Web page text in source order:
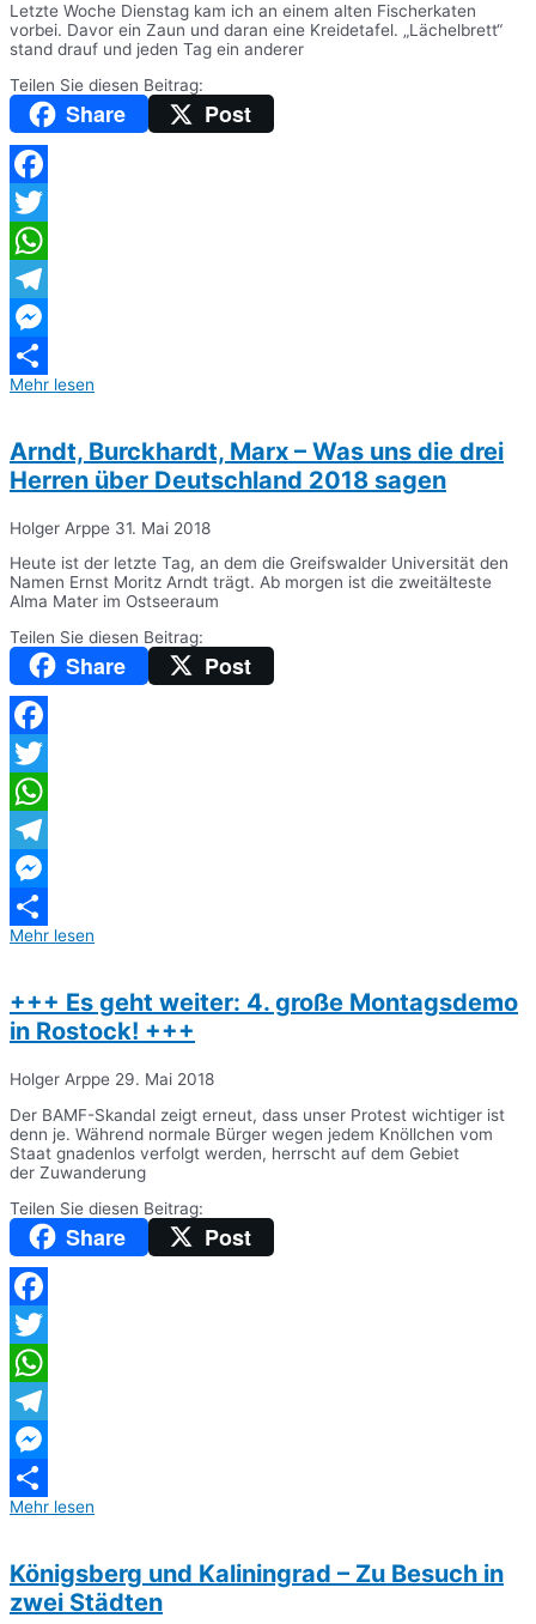
Letzte Woche Dienstag kam ich an einem alten Fischerkaten
vorbei. Davor ein Zaun und daran eine Kreidetafel. „Lächelbrett“
stand drauf und jeden Tag ein anderer
Teilen Sie diesen Beitrag:
Share Post
Facebook
Twitter
WhatsApp
Telegram
Messenger
Teilen
Mehr lesen
Arndt, Burckhardt, Marx – Was uns die drei
Herren über Deutschland 2018 sagen
Holger Arppe 31. Mai 2018
Heute ist der letzte Tag, an dem die Greifswalder Universität den
Namen Ernst Moritz Arndt trägt. Ab morgen ist die zweitälteste
Alma Mater im Ostseeraum
Teilen Sie diesen Beitrag:
Share Post
Facebook
Twitter
WhatsApp
Telegram
Messenger
Teilen
Mehr lesen
+++ Es geht weiter: 4. große Montagsdemo
in Rostock! +++
Holger Arppe 29. Mai 2018
Der BAMF-Skandal zeigt erneut, dass unser Protest wichtiger ist
denn je. Während normale Bürger wegen jedem Knöllchen vom
Staat gnadenlos verfolgt werden, herrscht auf dem Gebiet
der Zuwanderung
Teilen Sie diesen Beitrag:
Share Post
Facebook
Twitter
WhatsApp
Telegram
Messenger
Teilen
Mehr lesen
Königsberg und Kaliningrad – Zu Besuch in
zwei Städten